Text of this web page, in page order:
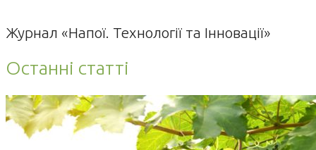
Журнал «Напої. Технології та Інновації»
Останні статті